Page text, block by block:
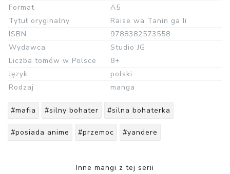
Format
A5
Tytuł oryginalny
Raise wa Tanin ga Ii
ISBN
9788382573558
Wydawca
Studio JG
Liczba tomów w Polsce
8+
Język
polski
Rodzaj
manga
#mafia #silny bohater #silna bohaterka
#posiada anime #przemoc #yandere
Inne mangi z tej serii